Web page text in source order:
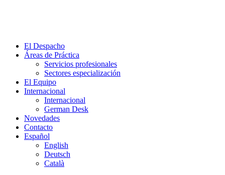
El Despacho
Áreas de Práctica
Servicios profesionales
Sectores especialización
El Equipo
Internacional
Internacional
German Desk
Novedades
Contacto
Español
English
Deutsch
Català